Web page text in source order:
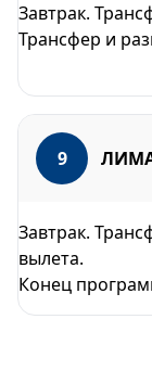
Завтрак.
Трансфер и
9
Завтрак.
вылета.
Конец